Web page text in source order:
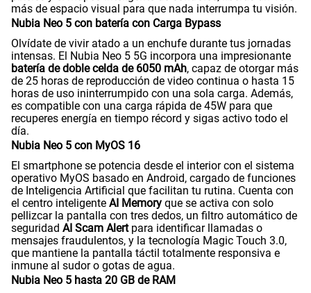
más de espacio visual para que nada interrumpa tu visión.
Nubia Neo 5 con batería con Carga Bypass
Olvídate de vivir atado a un enchufe durante tus jornadas
intensas. El Nubia Neo 5 5G incorpora una impresionante
batería de doble celda de 6050 mAh, capaz de otorgar más
de 25 horas de reproducción de video continua o hasta 15
horas de uso ininterrumpido con una sola carga. Además,
es compatible con una carga rápida de 45W para que
recuperes energía en tiempo récord y sigas activo todo el
día.
Nubia Neo 5 con MyOS 16
El smartphone se potencia desde el interior con el sistema
operativo MyOS basado en Android, cargado de funciones
de Inteligencia Artificial que facilitan tu rutina. Cuenta con
el centro inteligente AI Memory que se activa con solo
pellizcar la pantalla con tres dedos, un filtro automático de
seguridad AI Scam Alertpara identificar llamadas o
mensajes fraudulentos, y la tecnología Magic Touch 3.0,
que mantiene la pantalla táctil totalmente responsiva e
inmune al sudor o gotas de agua.
Nubia Neo 5 hasta 20 GB de RAM